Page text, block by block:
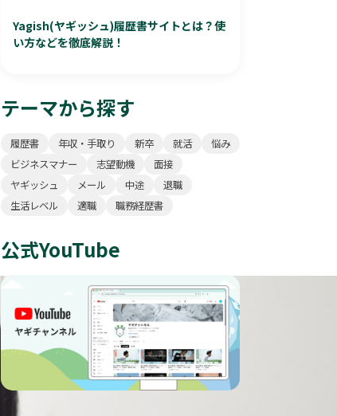
Yagish(ヤギッシュ)履歴書サイトとは？使
い方などを徹底解説！
テーマから探す
履歴書 年収・手取り 新卒 就活
悩み
ビジネスマナー
志望動機
面接
ヤギッシュ
メール 中途
退職
生活レベル
適職 職務経歴書
公式YouTube